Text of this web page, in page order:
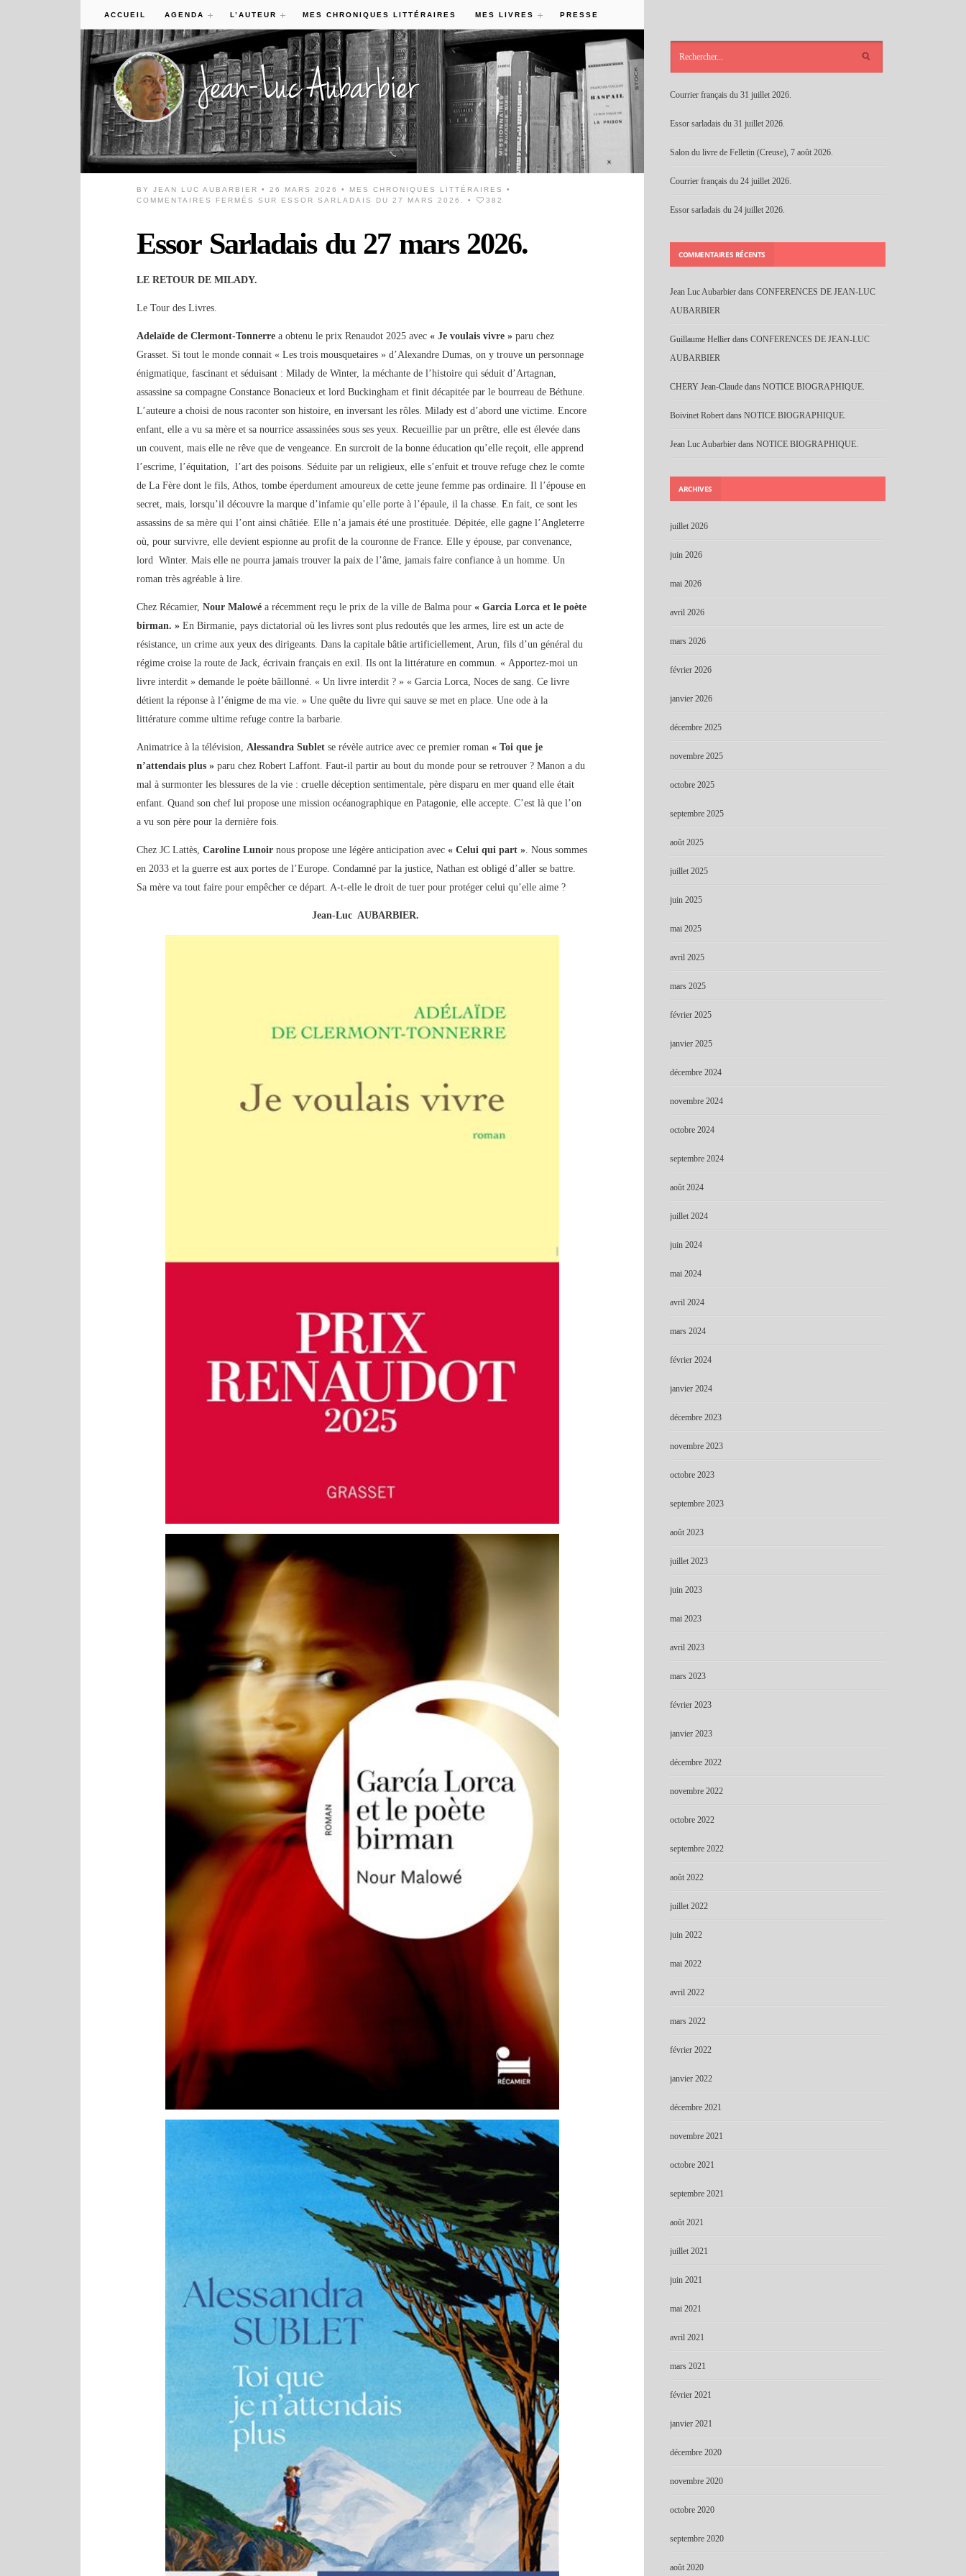
ACCUEIL AGENDA L’AUTEUR MES CHRONIQUES LITTÉRAIRES MES LIVRES PRESSE
BYJEAN LUC AUBARBIER • 26 MARS 2026 • MES CHRONIQUES LITTÉRAIRES
•
COMMENTAIRES FERMÉS
SUR ESSOR SARLADAIS DU 27 MARS 2026. • 382
Essor Sarladais du 27 mars 2026.
LE RETOUR DE MILADY.
Le Tour des Livres.
Adelaïde de Clermont-Tonnerrea obtenu le prix Renaudot 2025 avec« Je voulais vivre » paru chez
Grasset. Si tout le monde connait « Les trois mousquetaires » d’Alexandre Dumas, on y trouve un personnage
énigmatique, fascinant et séduisant : Milady de Winter, la méchante de l’histoire qui séduit d’Artagnan,
assassine sa compagne Constance Bonacieux et lord Buckingham et finit décapitée par le bourreau de Béthune.
L’auteure a choisi de nous raconter son histoire, en inversant les rôles. Milady est d’abord une victime. Encore
enfant, elle a vu sa mère et sa nourrice assassinées sous ses yeux. Recueillie par un prêtre, elle est élevée dans
un couvent, mais elle ne rêve que de vengeance. En surcroit de la bonne éducation qu’elle reçoit, elle apprend
l’escrime, l’équitation, l’art des poisons. Séduite par un religieux, elle s’enfuit et trouve refuge chez le comte
de La Fère dont le fils, Athos, tombe éperdument amoureux de cette jeune femme pas ordinaire. Il l’épouse en
secret, mais, lorsqu’il découvre la marque d’infamie qu’elle porte à l’épaule, il la chasse. En fait, ce sont les
assassins de sa mère qui l’ont ainsi châtiée. Elle n’a jamais été une prostituée. Dépitée, elle gagne l’Angleterre
où, pour survivre, elle devient espionne au profit de la couronne de France. Elle y épouse, par convenance,
lord Winter. Mais elle ne pourra jamais trouver la paix de l’âme, jamais faire confiance à un homme. Un
roman très agréable à lire.
Chez Récamier,Nour Malowéa récemment reçu le prix de la ville de Balma pour« Garcia Lorca et le poète
birman. » En Birmanie, pays dictatorial où les livres sont plus redoutés que les armes, lire est un acte de
résistance, un crime aux yeux des dirigeants. Dans la capitale bâtie artificiellement, Arun, fils d’un général du
régime croise la route de Jack, écrivain français en exil. Ils ont la littérature en commun. « Apportez-moi un
livre interdit » demande le poète bâillonné. « Un livre interdit ? » « Garcia Lorca, Noces de sang. Ce livre
détient la réponse à l’énigme de ma vie. » Une quête du livre qui sauve se met en place. Une ode à la
littérature comme ultime refuge contre la barbarie.
Animatrice à la télévision,Alessandra Subletse révèle autrice avec ce premier roman« Toi que je
n’attendais plus »paru chez Robert Laffont. Faut-il partir au bout du monde pour se retrouver ? Manon a du
mal à surmonter les blessures de la vie : cruelle déception sentimentale, père disparu en mer quand elle était
enfant. Quand son chef lui propose une mission océanographique en Patagonie, elle accepte. C’est là que l’on
a vu son père pour la dernière fois.
Chez JC Lattès,Caroline Lunoirnous propose une légère anticipation avec« Celui qui part ». Nous sommes
en 2033 et la guerre est aux portes de l’Europe. Condamné par la justice, Nathan est obligé d’aller se battre.
Sa mère va tout faire pour empêcher ce départ. A-t-elle le droit de tuer pour protéger celui qu’elle aime ?
Jean-Luc AUBARBIER.
Courrier français du 31 juillet 2026.
Essor sarladais du 31 juillet 2026.
Salon du livre de Felletin (Creuse), 7 août 2026.
Courrier français du 24 juillet 2026.
Essor sarladais du 24 juillet 2026.
COMMENTAIRES RÉCENTS
Jean Luc Aubarbier dans CONFERENCES DE JEAN-LUC
AUBARBIER
Guillaume Hellier dans CONFERENCES DE JEAN-LUC
AUBARBIER
CHERY Jean-Claude dans NOTICE BIOGRAPHIQUE.
Boivinet Robert dans NOTICE BIOGRAPHIQUE.
Jean Luc Aubarbier dans NOTICE BIOGRAPHIQUE.
ARCHIVES
juillet 2026
juin 2026
mai 2026
avril 2026
mars 2026
février 2026
janvier 2026
décembre 2025
novembre 2025
octobre 2025
septembre 2025
août 2025
juillet 2025
juin 2025
mai 2025
avril 2025
mars 2025
février 2025
janvier 2025
décembre 2024
novembre 2024
octobre 2024
septembre 2024
août 2024
juillet 2024
juin 2024
mai 2024
avril 2024
mars 2024
février 2024
janvier 2024
décembre 2023
novembre 2023
octobre 2023
septembre 2023
août 2023
juillet 2023
juin 2023
mai 2023
avril 2023
mars 2023
février 2023
janvier 2023
décembre 2022
novembre 2022
octobre 2022
septembre 2022
août 2022
juillet 2022
juin 2022
mai 2022
avril 2022
mars 2022
février 2022
janvier 2022
décembre 2021
novembre 2021
octobre 2021
septembre 2021
août 2021
juillet 2021
juin 2021
mai 2021
avril 2021
mars 2021
février 2021
janvier 2021
décembre 2020
novembre 2020
octobre 2020
septembre 2020
août 2020